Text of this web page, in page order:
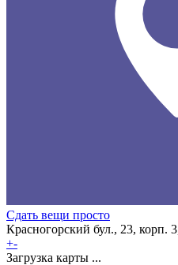
Сдать вещи просто
Красногорский бул., 23, корп.
+-
Загрузка карты ...